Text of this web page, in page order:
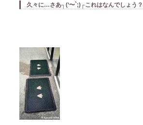
久々に…さあ┐(‘〜`;)┌これはなんでしょう